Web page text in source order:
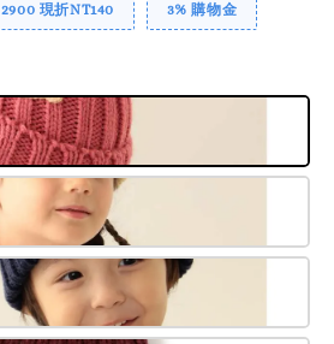
2900 現折NT140 3% 購物金